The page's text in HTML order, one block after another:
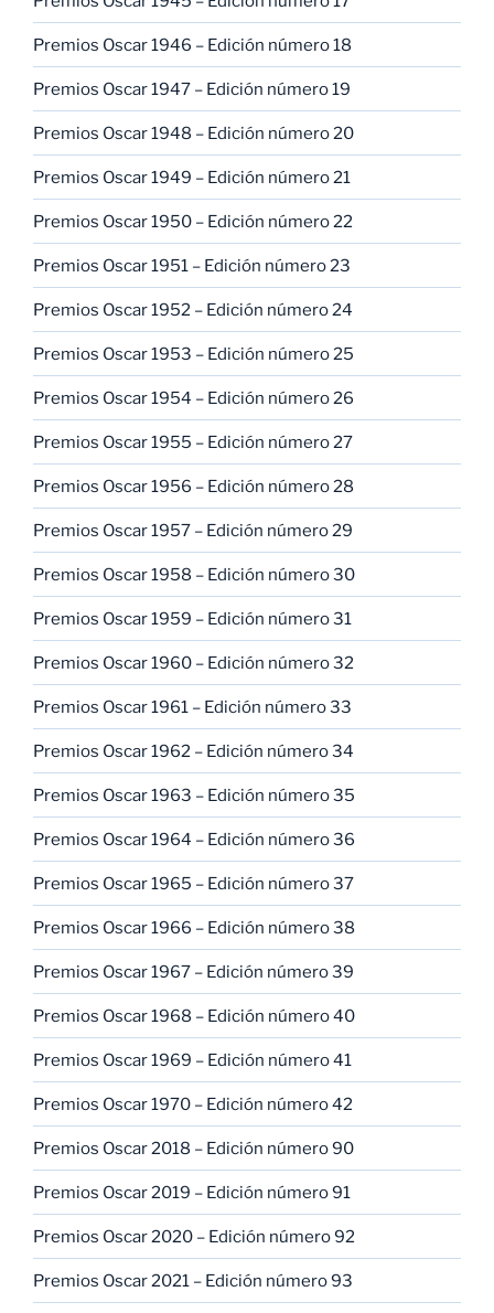
Premios Oscar 1946 – Edición número 18
Premios Oscar 1947 – Edición número 19
Premios Oscar 1948 – Edición número 20
Premios Oscar 1949 – Edición número 21
Premios Oscar 1950 – Edición número 22
Premios Oscar 1951 – Edición número 23
Premios Oscar 1952 – Edición número 24
Premios Oscar 1953 – Edición número 25
Premios Oscar 1954 – Edición número 26
Premios Oscar 1955 – Edición número 27
Premios Oscar 1956 – Edición número 28
Premios Oscar 1957 – Edición número 29
Premios Oscar 1958 – Edición número 30
Premios Oscar 1959 – Edición número 31
Premios Oscar 1960 – Edición número 32
Premios Oscar 1961 – Edición número 33
Premios Oscar 1962 – Edición número 34
Premios Oscar 1963 – Edición número 35
Premios Oscar 1964 – Edición número 36
Premios Oscar 1965 – Edición número 37
Premios Oscar 1966 – Edición número 38
Premios Oscar 1967 – Edición número 39
Premios Oscar 1968 – Edición número 40
Premios Oscar 1969 – Edición número 41
Premios Oscar 1970 – Edición número 42
Premios Oscar 2018 – Edición número 90
Premios Oscar 2019 – Edición número 91
Premios Oscar 2020 – Edición número 92
Premios Oscar 2021 – Edición número 93